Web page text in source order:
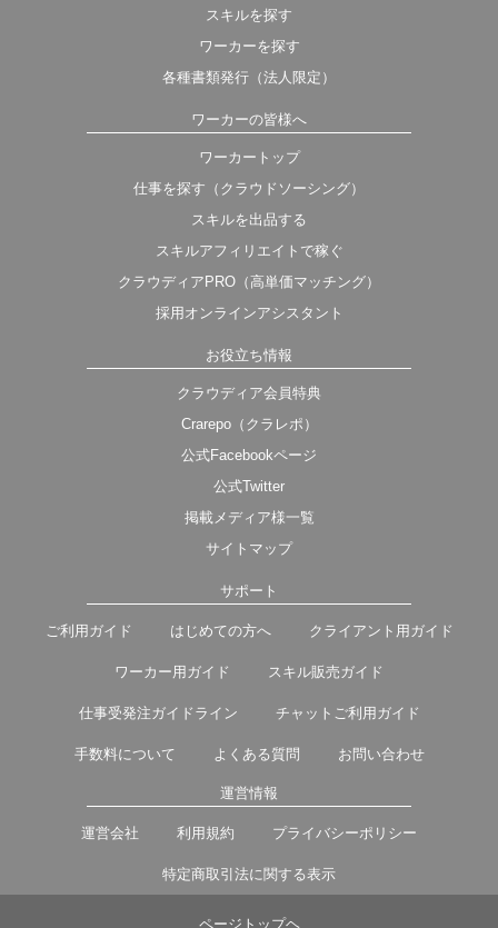
スキルを探す
ワーカーを探す
各種書類発行（法人限定）
ワーカーの皆様へ
ワーカートップ
仕事を探す（クラウドソーシング）
スキルを出品する
スキルアフィリエイトで稼ぐ
クラウディアPRO（高単価マッチング）
採用オンラインアシスタント
お役立ち情報
クラウディア会員特典
Crarepo（クラレポ）
公式Facebookページ
公式Twitter
掲載メディア様一覧
サイトマップ
サポート
ご利用ガイド はじめての方へ クライアント用ガイド
ワーカー用ガイド スキル販売ガイド
仕事受発注ガイドライン チャットご利用ガイド
手数料について よくある質問 お問い合わせ
運営情報
運営会社 利用規約 プライバシーポリシー
特定商取引法に関する表示
ページトップヘ